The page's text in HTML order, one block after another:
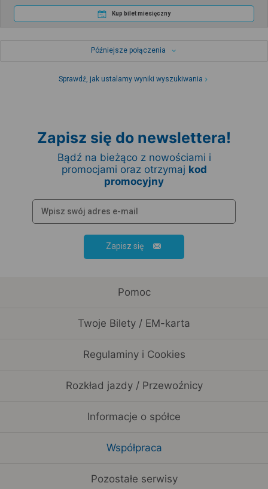
Kup bilet miesięczny
Późniejsze połączenia
Sprawdź, jak ustalamy wyniki wyszukiwania
Zapisz się do newslettera!
Bądź na bieżąco z nowościami i
promocjami oraz otrzymaj kod
promocyjny
Zapisz się
Pomoc
Twoje Bilety / EM-karta
Regulaminy i Cookies
Rozkład jazdy / Przewoźnicy
Informacje o spółce
Współpraca
Pozostałe serwisy